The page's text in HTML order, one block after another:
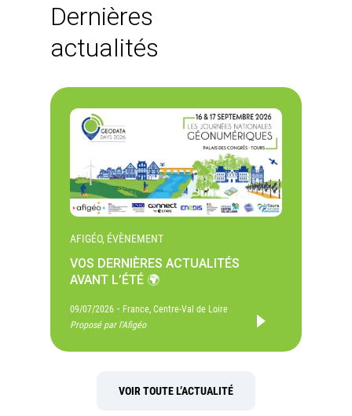
Dernières
actualités
AFIGÉO, ÉVÈNEMENT
VOS DERNIÈRES ACTUALITÉS
AVANT L’ÉTÉ 🌍
09/07/2026 - France, Centre-Val de Loire
Proposé par l'Afigéo
VOIR TOUTE L’ACTUALITÉ